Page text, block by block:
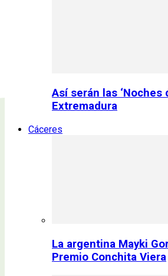
Así serán las ‘Noches
Extremadura
Cáceres
La argentina Mayki
Premio Conchita Viera